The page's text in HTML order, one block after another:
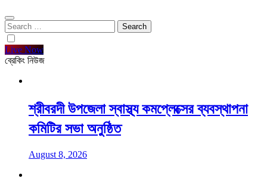
Search
for:
Live Now
ব্রেকিং নিউজ
শ্রীবরদী উপজেলা স্বাস্থ্য কমপ্লেক্সের ব্যবস্থাপনা
কমিটির সভা অনুষ্ঠিত
August 8, 2026